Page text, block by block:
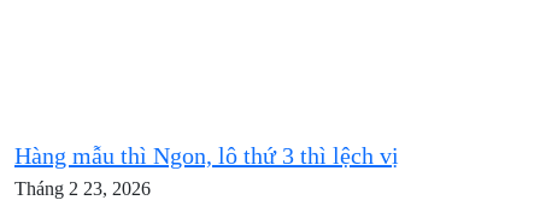
Hàng mẫu thì Ngon, lô thứ 3 thì lệch vị
Tháng 2 23, 2026